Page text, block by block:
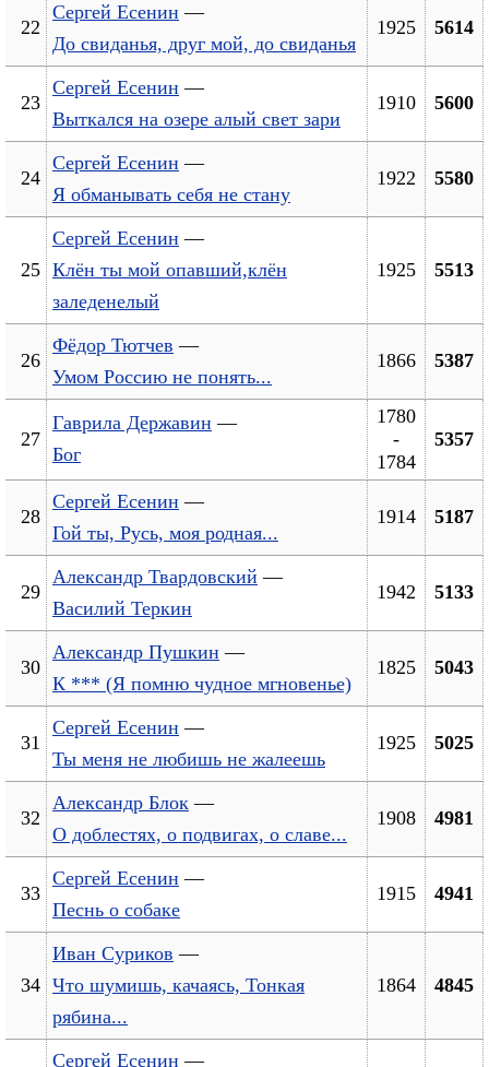
22
Сергей Есенин —
До свиданья, друг мой, до свиданья
1925 5614
23
Сергей Есенин —
Выткался на озере алый свет зари
1910 5600
24
Сергей Есенин —
Я обманывать себя не стану
1922 5580
25
Сергей Есенин —
Клён ты мой опавший,клён
заледенелый
1925 5513
26
Фёдор Тютчев —
Умом Россию не понять...
1866 5387
27
Гаврила Державин —
Бог
1780
-
1784
5357
28
Сергей Есенин —
Гой ты, Русь, моя родная...
1914 5187
29
Александр Твардовский —
Василий Теркин
1942 5133
30
Александр Пушкин —
К *** (Я помню чудное мгновенье)
1825 5043
31
Сергей Есенин —
Ты меня не любишь не жалеешь
1925 5025
32
Александр Блок —
О доблестях, о подвигах, о славе...
1908 4981
33
Сергей Есенин —
Песнь о собаке
1915 4941
34
Иван Суриков —
Что шумишь, качаясь, Тонкая
рябина...
1864 4845
Сергей Есенин —